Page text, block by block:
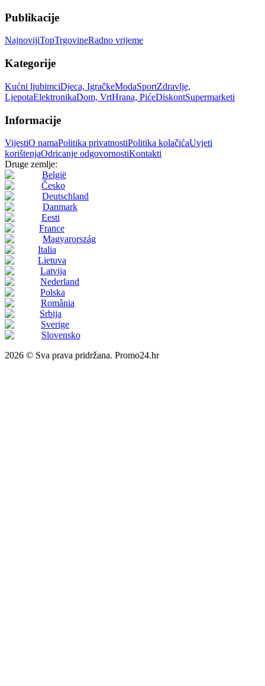
Publikacije
NajnovijiTopTrgovineRadno vrijeme
Kategorije
Kućni ljubimciDjeca, IgračkeModaSportZdravlje,
LjepotaElektronikaDom, VrtHrana, PićeDiskontSupermarketi
Informacije
VijestiO namaPolitika privatnostiPolitika kolačićaUvjeti
korištenjaOdricanje odgovornostiKontakti
Druge zemlje:
België
Česko
Deutschland
Danmark
Eesti
France
Magyarország
Italia
Lietuva
Latvija
Nederland
Polska
România
Srbija
Sverige
Slovensko
2026 © Sva prava pridržana. Promo24.hr